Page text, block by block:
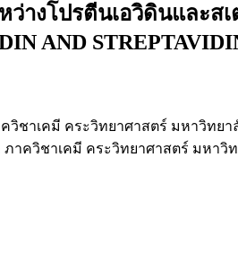
ว่างโปรตีนเอวิดินและ
AND
วิชาเคมี คระวิทยาศาสตร์ มหาวิทย
ภาควิชาเคมี คระวิทยาศาสตร์ มหาวิ